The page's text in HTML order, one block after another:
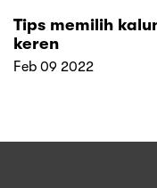
Tips memilih
keren
Feb 09 2022